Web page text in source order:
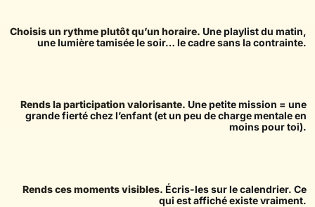
Choisis un rythme plutôt qu’un horaire. Une playlist du matin,
une lumière tamisée le soir… le cadre sans la contrainte.
Rends la participation valorisante. Une petite mission = une
grande fierté chez l’enfant (et un peu de charge mentale en
moins pour toi).
Rends ces moments visibles. Écris-les sur le calendrier. Ce
qui est affiché existe vraiment.